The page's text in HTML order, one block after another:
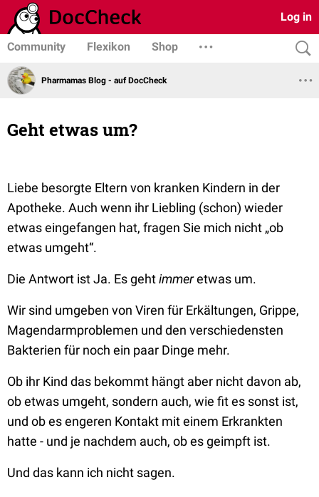
Log in
Community Flexikon Shop
Pharmamas Blog - auf DocCheck
Geht etwas um?
Liebe besorgte Eltern von kranken Kindern in der
Apotheke. Auch wenn ihr Liebling (schon) wieder
etwas eingefangen hat, fragen Sie mich nicht „ob
etwas umgeht“.
Die Antwort ist Ja. Es gehtimmeretwas um.
Wir sind umgeben von Viren für Erkältungen, Grippe,
Magendarmproblemen und den verschiedensten
Bakterien für noch ein paar Dinge mehr.
Ob ihr Kind das bekommt hängt aber nicht davon ab,
ob etwas umgeht, sondern auch, wie fit es sonst ist,
und ob es engeren Kontakt mit einem Erkrankten
hatte - und je nachdem auch, ob es geimpft ist.
Und das kann ich nicht sagen.